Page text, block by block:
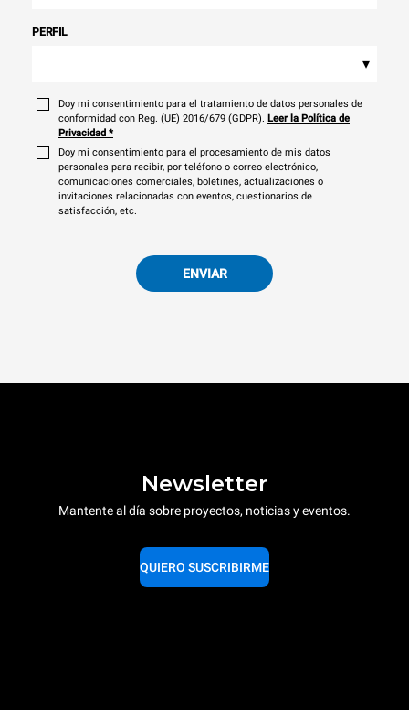
PERFIL
▾
Doy mi consentimiento para el tratamiento de datos personales de
conformidad con Reg. (UE) 2016/679 (GDPR). Leer la Política de
Privacidad *
Doy mi consentimiento para el procesamiento de mis datos
personales para recibir, por teléfono o correo electrónico,
comunicaciones comerciales, boletines, actualizaciones o
invitaciones relacionadas con eventos, cuestionarios de
satisfacción, etc.
ENVIAR
Newsletter
Mantente al día sobre proyectos, noticias y eventos.
QUIERO SUSCRIBIRME